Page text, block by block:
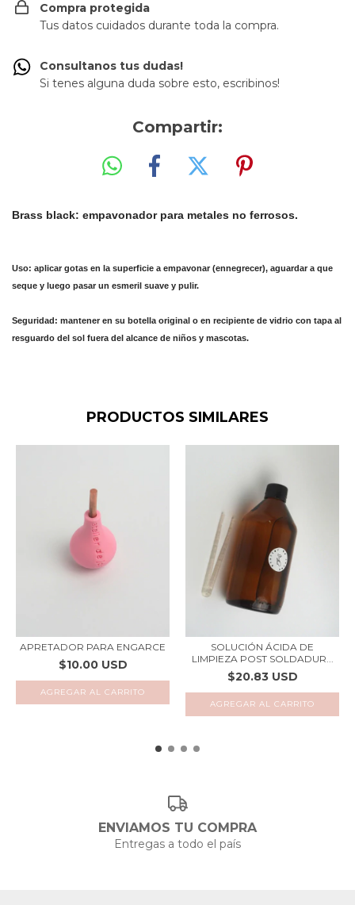
Compra protegida
Tus datos cuidados durante toda la compra.
Consultanos tus dudas!
Si tenes alguna duda sobre esto, escribinos!
Compartir:
Brass black: empavonador para metales no ferrosos.
Uso: aplicar gotas en la superficie a empavonar (ennegrecer), aguardar a que
seque y luego pasar un esmeril suave y pulir.
Seguridad: mantener en su botella original o en recipiente de vidrio con tapa al
resguardo del sol fuera del alcance de niños y mascotas.
PRODUCTOS SIMILARES
APRETADOR PARA ENGARCE
$10.00 USD
SOLUCIÓN ÁCIDA DE
LIMPIEZA POST SOLDADUR...
$20.83 USD
ENVIAMOS TU COMPRA
Entregas a todo el país